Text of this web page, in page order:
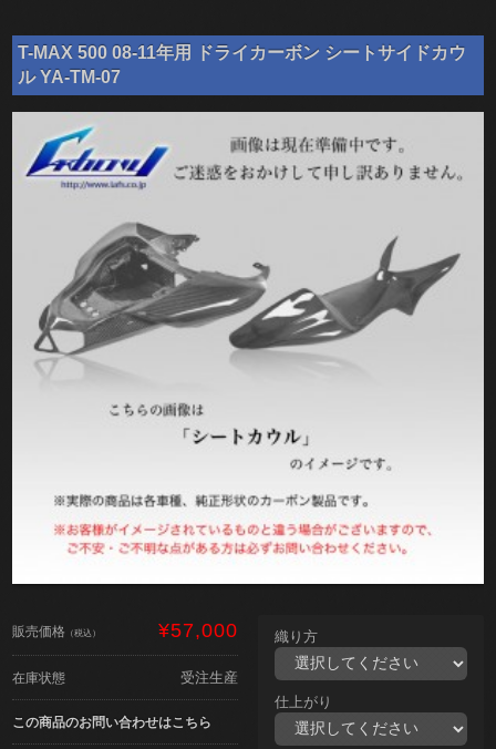
T-MAX 500 08-11年用 ドライカーボン シートサイドカウ
ル YA-TM-07
販売価格 （税込） ¥57,000
在庫状態 受注生産
この商品のお問い合わせはこちら
織り方
仕上がり